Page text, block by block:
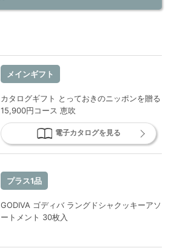
メインギフト
カタログギフト とっておきのニッポンを贈る
15,900円コース 恵吹
電子カタログを見る
プラス1品
GODIVA ゴディバ ラングドシャクッキーアソ
ートメント 30枚入